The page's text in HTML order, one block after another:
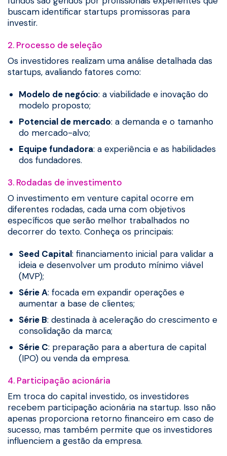
buscam identificar startups promissoras para
investir.
2. Processo de seleção
Os investidores realizam uma análise detalhada das
startups, avaliando fatores como:
Modelo de negócio: a viabilidade e inovação do
modelo proposto;
Potencial de mercado: a demanda e o tamanho
do mercado-alvo;
Equipe fundadora: a experiência e as habilidades
dos fundadores.
3. Rodadas de investimento
O investimento em venture capital ocorre em
diferentes rodadas, cada uma com objetivos
específicos que serão melhor trabalhados no
decorrer do texto. Conheça os principais:
Seed Capital: financiamento inicial para validar a
ideia e desenvolver um produto mínimo viável
(MVP);
Série A: focada em expandir operações e
aumentar a base de clientes;
Série B: destinada à aceleração do crescimento e
consolidação da marca;
Série C: preparação para a abertura de capital
(IPO) ou venda da empresa.
4. Participação acionária
Em troca do capital investido, os investidores
recebem participação acionária na startup. Isso não
apenas proporciona retorno financeiro em caso de
sucesso, mas também permite que os investidores
influenciem a gestão da empresa.